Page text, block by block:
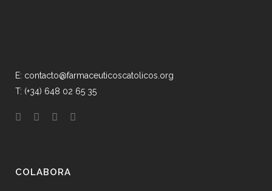
E: contacto@farmaceuticoscatolicos.org
T: (+34) 648 02 65 35
COLABORA